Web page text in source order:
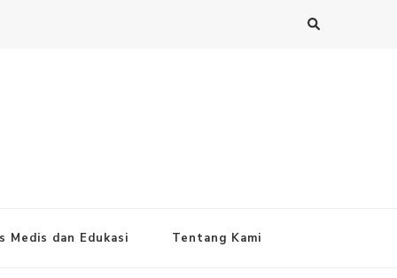
Medis dan Edukasi Tentang Kami